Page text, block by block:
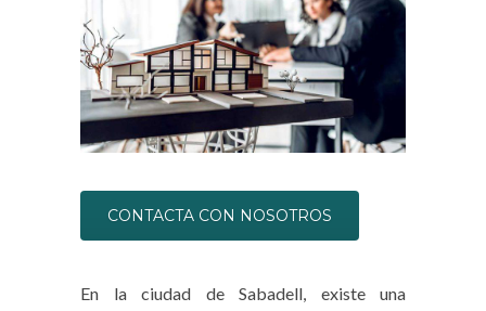
CONTACTA CON NOSOTROS
En la ciudad de Sabadell, existe una